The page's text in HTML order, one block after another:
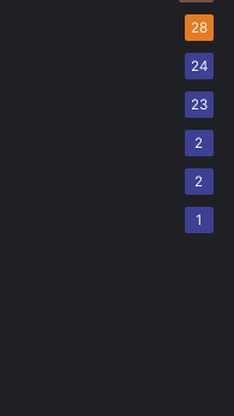
28
24
23
2
2
1